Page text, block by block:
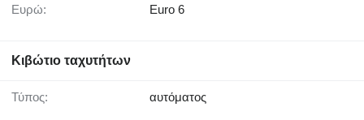
Ευρώ: Euro 6
Κιβώτιο ταχυτήτων
Τύπος: αυτόματος